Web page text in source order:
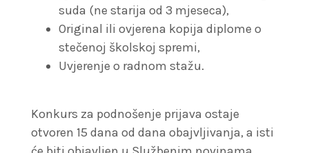
suda (ne starija od 3 mjeseca),
Original ili ovjerena kopija diplome o
stečenoj školskoj spremi,
Uvjerenje o radnom stažu.
Konkurs za podnošenje prijava ostaje
otvoren 15 dana od dana obajvljivanja, a isti